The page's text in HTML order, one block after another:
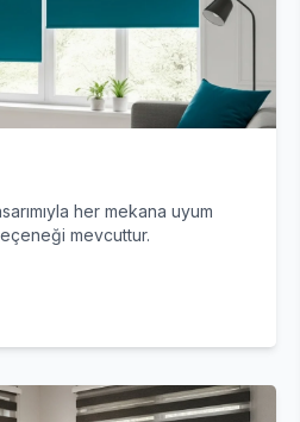
her mekana uyum
mevcuttur.